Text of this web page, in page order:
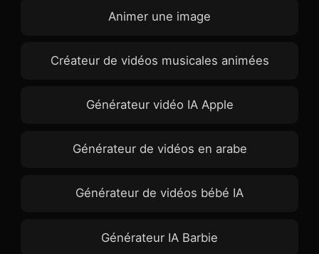
Animer une image
Créateur de vidéos musicales animées
Générateur vidéo IA Apple
Générateur de vidéos en arabe
Générateur de vidéos bébé IA
Générateur IA Barbie